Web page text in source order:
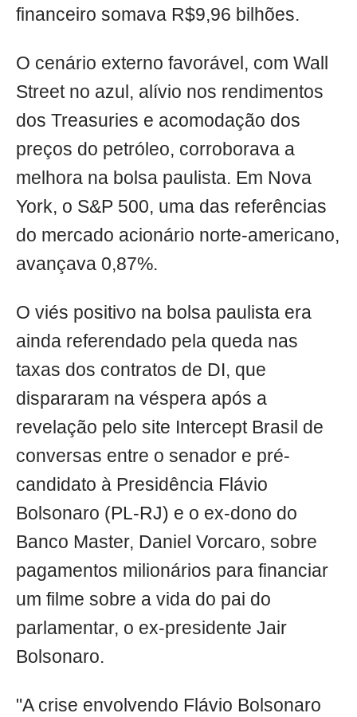
financeiro somava R$9,96 bilhões.
O cenário externo favorável, com Wall
Street no azul, alívio nos rendimentos
dos Treasuries e acomodação dos
preços do petróleo, corroborava a
melhora na bolsa paulista. Em Nova
York, o S&P 500, uma das referências
do mercado acionário norte-americano,
avançava 0,87%.
O viés positivo na bolsa paulista era
ainda referendado pela queda nas
taxas dos contratos de DI, que
dispararam na véspera após a
revelação pelo site Intercept Brasil de
conversas entre o senador e pré-
candidato à Presidência Flávio
Bolsonaro (PL-RJ) e o ex-dono do
Banco Master, Daniel Vorcaro, sobre
pagamentos milionários para financiar
um filme sobre a vida do pai do
parlamentar, o ex-presidente Jair
Bolsonaro.
"A crise envolvendo Flávio Bolsonaro